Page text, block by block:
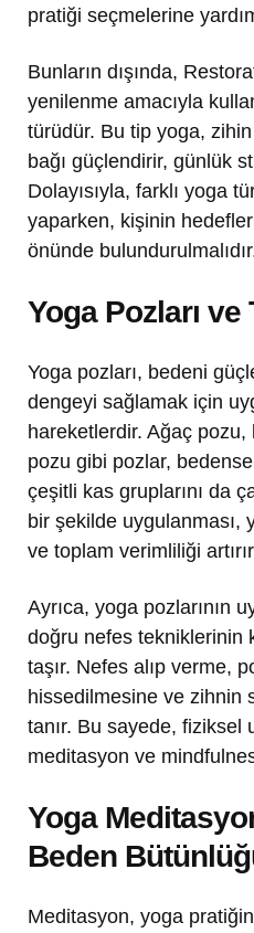
pratiği seçmelerine
Bunların dışında,
yenilenme amacıyla
türüdür. Bu tip yoga,
bağı güçlendirir, günlük
Dolayısıyla, farklı yoga
yaparken, kişinin
önünde
Yoga Pozları
Yoga pozları, bedeni
dengeyi sağlamak için
hareketlerdir. Ağaç pozu,
pozu gibi pozlar, bedensel
çeşitli kas gruplarını da
bir şekilde uygulanması,
ve toplam verimliliği
Ayrıca, yoga pozlarının
doğru nefes tekniklerinin
taşır. Nefes alıp verme,
hissedilmesine ve zihnin
tanır. Bu sayede, fiziksel
meditasyon ve
Yoga
Beden
Meditasyon, yoga